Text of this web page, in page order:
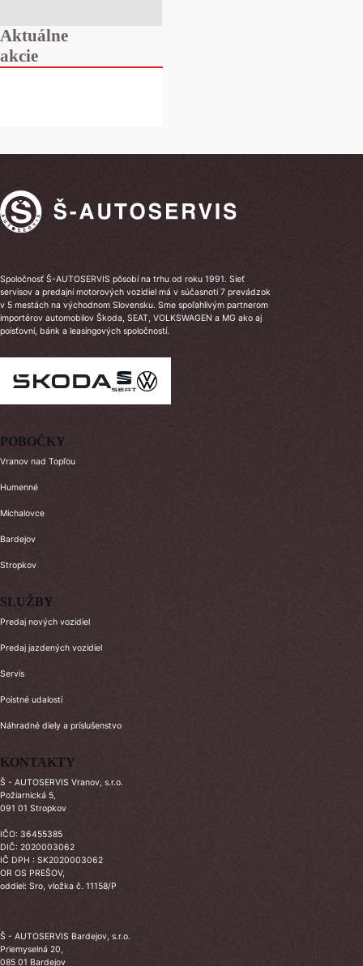
Aktuálne
akcie
Spoločnosť Š-AUTOSERVIS pôsobí na trhu od roku 1991. Sieť
servisov a predajní motorových vozidiel má v súčasnoti 7 prevádzok
v 5 mestách na východnom Slovensku. Sme spoľahlivým partnerom
importérov automobilov Škoda, SEAT, VOLKSWAGEN a MG ako aj
poisťovní, bánk a leasingových spoločností.
POBOČKY
Vranov nad Topľou
Humenné
Michalovce
Bardejov
Stropkov
SLUŽBY
Predaj nových vozidiel
Predaj jazdených vozidiel
Servis
Poistné udalosti
Náhradné diely a príslušenstvo
KONTAKTY
Š - AUTOSERVIS Vranov, s.r.o.
Požiarnická 5,
091 01 Stropkov
IČO: 36455385
DIČ: 2020003062
IČ DPH : SK2020003062
OR OS PREŠOV,
oddiel: Sro, vložka č. 11158/P
Š - AUTOSERVIS Bardejov, s.r.o.
Priemyselná 20,
085 01 Bardejov